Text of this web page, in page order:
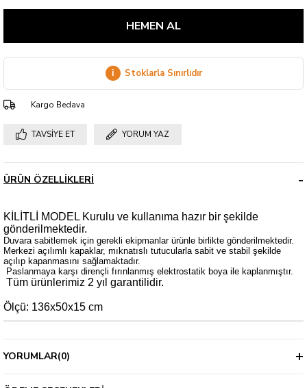
i Stoklarla Sınırlıdır
Kargo Bedava
TAVSIYE ET YORUM YAZ
ÜRÜN ÖZELLIKLERI
KİLİTLİ MODEL Kurulu ve kullanıma hazır bir şekilde
gönderilmektedir.
Duvara sabitlemek için gerekli ekipmanlar ürünle birlikte gönderilmektedir.
Merkezi açılımlı kapaklar, mıknatıslı tutucularla sabit ve stabil şekilde
açılıp kapanmasını sağlamaktadır.
Paslanmaya karşı dirençli fırınlanmış elektrostatik boya ile kaplanmıştır.
Tüm ürünlerimiz 2 yıl garantilidir.
Ölçü: 136x50x15 cm
YORUMLAR(0)